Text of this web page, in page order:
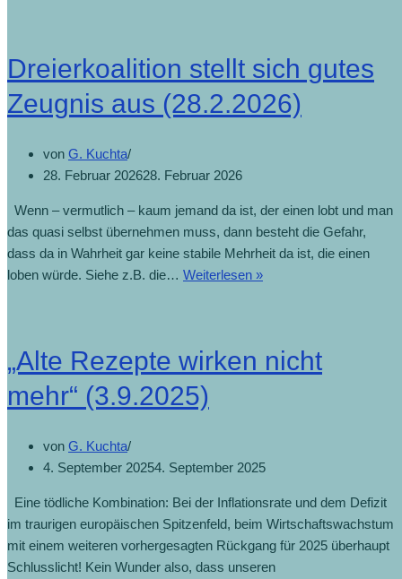
Dreierkoalition stellt sich gutes
Zeugnis aus (28.2.2026)
von G. Kuchta
28. Februar 202628. Februar 2026
Wenn – vermutlich – kaum jemand da ist, der einen lobt und man
das quasi selbst übernehmen muss, dann besteht die Gefahr,
dass da in Wahrheit gar keine stabile Mehrheit da ist, die einen
loben würde. Siehe z.B. die… Weiterlesen »
„Alte Rezepte wirken nicht
mehr“ (3.9.2025)
von G. Kuchta
4. September 20254. September 2025
Eine tödliche Kombination: Bei der Inflationsrate und dem Defizit
im traurigen europäischen Spitzenfeld, beim Wirtschaftswachstum
mit einem weiteren vorhergesagten Rückgang für 2025 überhaupt
Schlusslicht! Kein Wunder also, dass unseren